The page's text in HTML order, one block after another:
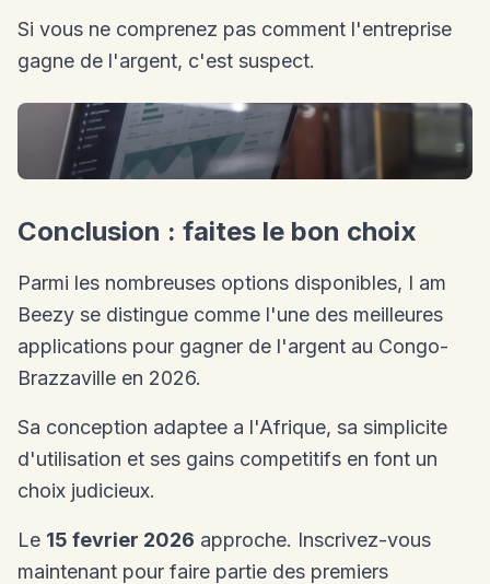
Si vous ne comprenez pas comment l'entreprise
gagne de l'argent, c'est suspect.
Conclusion : faites le bon choix
Parmi les nombreuses options disponibles, I am
Beezy se distingue comme l'une des meilleures
applications pour gagner de l'argent au Congo-
Brazzaville en 2026.
Sa conception adaptee a l'Afrique, sa simplicite
d'utilisation et ses gains competitifs en font un
choix judicieux.
Le 15 fevrier 2026 approche. Inscrivez-vous
maintenant pour faire partie des premiers